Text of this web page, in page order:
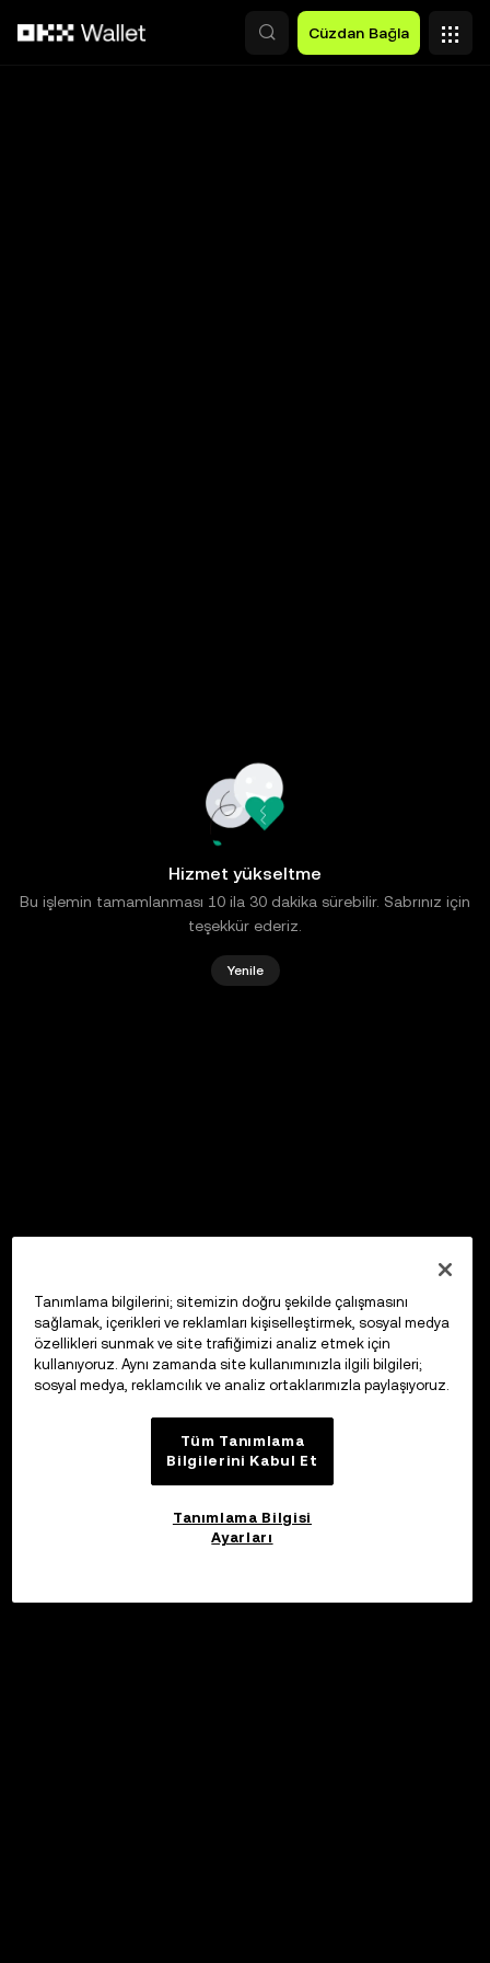
Cüzdan Bağla
Hizmet yükseltme
Bu işlemin tamamlanması 10 ila 30 dakika sürebilir. Sabrınız için
teşekkür ederiz.
Yenile
Tanımlama bilgilerini; sitemizin doğru şekilde çalışmasını
sağlamak, içerikleri ve reklamları kişiselleştirmek, sosyal medya
özellikleri sunmak ve site trafiğimizi analiz etmek için
kullanıyoruz. Aynı zamanda site kullanımınızla ilgili bilgileri;
sosyal medya, reklamcılık ve analiz ortaklarımızla paylaşıyoruz.
Tüm Tanımlama
Bilgilerini Kabul Et
Tanımlama Bilgisi
Ayarları